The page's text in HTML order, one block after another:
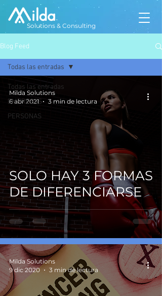
Solutions & Consulting
Blog Feed
Todas las entradas
EMPRESAS
PERSONAS
Todas las entradas
SOLO HAY 3 FORMAS
DE DIFERENCIARSE
Milda Solutions
6 abr 2021
3 min de lectura
Milda Solutions
9 dic 2020
3 min de lectura